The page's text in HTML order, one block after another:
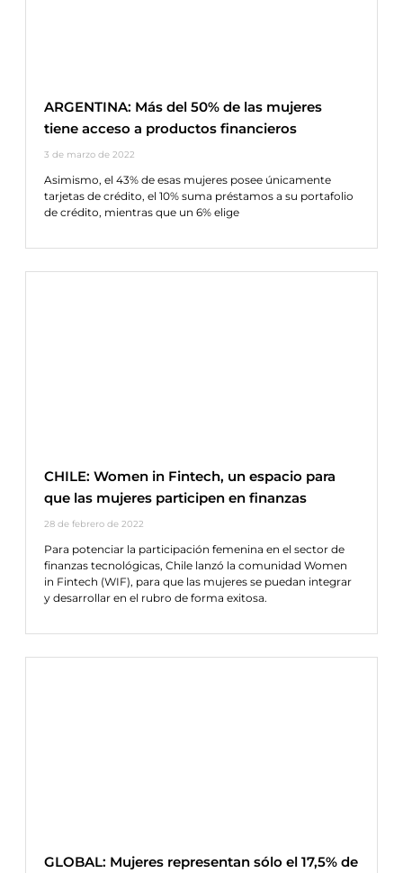
ARGENTINA: Más del 50% de las mujeres
tiene acceso a productos financieros
3 de marzo de 2022
Asimismo, el 43% de esas mujeres posee únicamente
tarjetas de crédito, el 10% suma préstamos a su portafolio
de crédito, mientras que un 6% elige
CHILE: Women in Fintech, un espacio para
que las mujeres participen en finanzas
28 de febrero de 2022
Para potenciar la participación femenina en el sector de
finanzas tecnológicas, Chile lanzó la comunidad Women
in Fintech (WIF), para que las mujeres se puedan integrar
y desarrollar en el rubro de forma exitosa.
GLOBAL: Mujeres representan sólo el 17,5% de